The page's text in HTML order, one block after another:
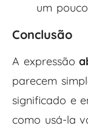
um
Conclusão
A expressão
parecem
significado e
como usá-la